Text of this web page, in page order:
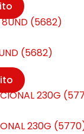
(5682)
230G